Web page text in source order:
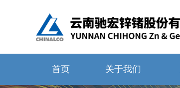
首页 关于我们